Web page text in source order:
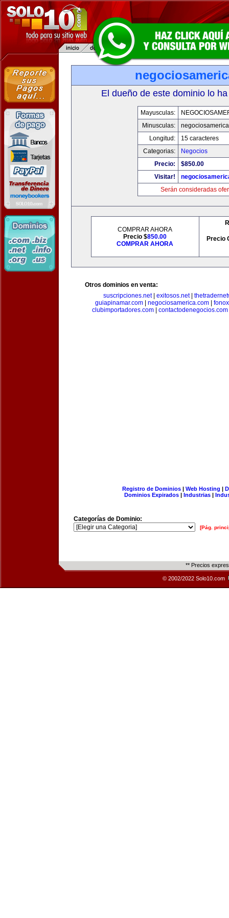
El dueño de este dominio lo
Mayusculas:
Minusculas:
Longitud:
15 caracteres
Categorias:
Negocios
Precio:
$850.00
Visitar!
Serán consideradas
COMPRAR AHORA
Precio $850.00
COMPRAR AHORA
Precio
Otros dominios en venta:
suscripciones.net| exitosos.net|
guiapinamar.com
negociosamerica.com
clubimportadores.com
contactodenegocios.com
Registro de Dominios| Web Hosting |
Dominios Expirados | Industrias |
Categorías de Dominio:
[Pág.
** Precios
© 2002/2022 Solo10.com